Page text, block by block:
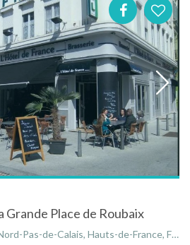
Grande Place de Roubaix
Pas-de-Calais, Hauts-de-France, France